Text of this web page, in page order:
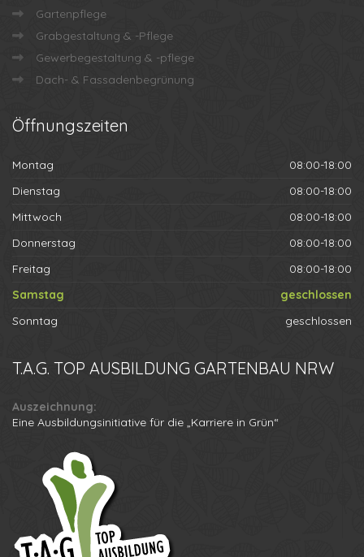
Gartenpflege
Grabgestaltung & -Pflege
Gewerbegestaltung & -pflege
Dach- & Fassadenbegrünung
Öffnungszeiten
Montag
08:00-18:00
Dienstag
08:00-18:00
Mittwoch
08:00-18:00
Donnerstag
08:00-18:00
Freitag
08:00-18:00
Samstag
geschlossen
Sonntag
geschlossen
T.A.G. TOP AUSBILDUNG GARTENBAU NRW
Auszeichnung:
Eine Ausbildungsinitiative für die „Karriere in Grün“